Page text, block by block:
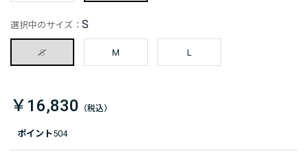
ポイント504
選択中のサイズ： S
S M L
￥16,830